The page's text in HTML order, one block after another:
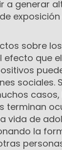
a generar
exposición
sobre
efecto que
sociales.
casos,
terminan
vida de
la